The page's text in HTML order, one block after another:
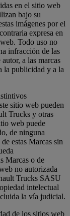
en el sitio web
bajo su
imágenes por el
expresa en
Todo uso no
infracción de las
a las marcas
la publicidad y a la
sitio web pueden
Trucks y otras
web puede
de ninguna
estas Marcas sin
Marcas o de
no autorizada
Trucks SASU
intelectual
la vía judicial.
de los sitios web